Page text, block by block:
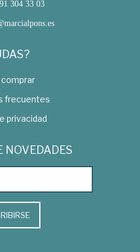
304 33 03
frecuentes
privacidad
NOVEDADES